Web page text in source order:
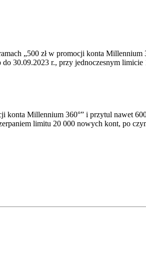
„500 zł w promocji konta Millennium
30.09.2023 r., przy jednoczesnym
Millennium 360°” i przytul nawet
limitu 20 000 nowych kont, po